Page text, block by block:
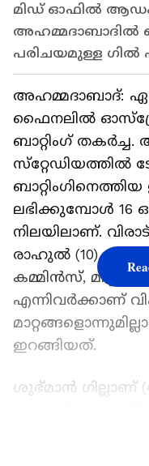
മിഡ് ഓഫില്‍ ആഡം
അഹമ്മദാബാദില്‍
പരിചയമുള്ള ഗില്‍
അഹമ്മദാബാദ്:
ഫൈനലില്‍
ബാറ്റിംഗ് തകര്‍ച്ച.
സ്‌റ്റേഡിയത്തില്‍
ലഭിക്കുമ്പോള്‍ 16
നിലയിലാണ്.
രാഹുല്‍ (10)
കമ്മിന്‍സ്, മിച്ചല്‍
എന്നിവര്‍ക്കാണ്
ഇറങ്ങിയത്.
ശുഭ്മാന്‍ ഗില്ലാണ്